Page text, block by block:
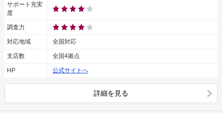
サポート充実
度
調査力
対応地域 全国対応
支店数 全国4拠点
HP 公式サイトへ
詳細を見る